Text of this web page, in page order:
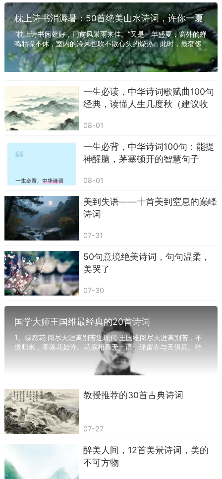
所以后来，我开始习惯性地，把生活里的某些
片段，跟诗词对应起来。也是从那时起，我特别留
意那些“温柔了岁月、惊艳了时光”的句子，它们像
是被时间打磨了许多年，才留下来的硬货。
比如，有那么十句，我每次读，心里都会微微
一动。
“与君初相识，犹如故人归。”
写情话的，都爱拿来用。但哪怕看了无数遍，我每
一次读到“犹如故人归”这四个字，心里还是会轻轻
一颤。
你想想，人这一生要见多少面孔？大部分不过
点头之交，很少有人第一次对上眼，就有一种“啊，
我好像早就认识你”的感觉。那不是见色起意，也不
我不用解释太多，你大概懂我。
很妙的是，这句诗居然是被印在一款叫“茶
花”的女士香烟的烟盒上流行起来的。真正是谁写
的，现在已经说不清了，有人说是杜牧，有人说出
自无名氏，有人干脆说是广告语。但奇怪的是，它
反而越传越广，甚至被当成正儿八经的古句来对
枕上诗书消溽暑：50首绝美山水诗词，许你一夏
清凉
“枕上诗书闲处好，门前风景雨来佳。”又是一年盛夏，窗外的蝉
鸣聒噪不休，室内的冷风也吹不散心头的燥热。此时，最奢侈
的享受，莫过于翻开一册诗书，躲进古人的...
一生必读，中华诗词歌赋曲100句
经典，读懂人生几度秋（建议收
08-01
一生必背，中华诗词100句：能提
神醒脑，茅塞顿开的智慧句子
08-01
美到失语——十首美到窒息的巅峰
诗词
07-31
50句意境绝美诗词，句句温柔，
美哭了
07-30
国学大师王国维最经典的20首诗词
1、蝶恋花·阅尽天涯离别苦近现代·王国维阅尽天涯离别苦，不
道归来，零落花如许。花底相看无一语，绿窗春与天俱莫。待
把相思灯下诉，一缕新欢，旧恨千千缕。最...
教授推荐的30首古典诗词
07-27
醉美人间，12首美景诗词，美的
不可方物